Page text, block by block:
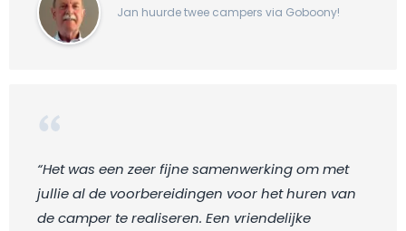
Jan huurde twee campers via Goboony!
“Het was een zeer fijne samenwerking om met
jullie al de voorbereidingen voor het huren van
de camper te realiseren. Een vriendelijke